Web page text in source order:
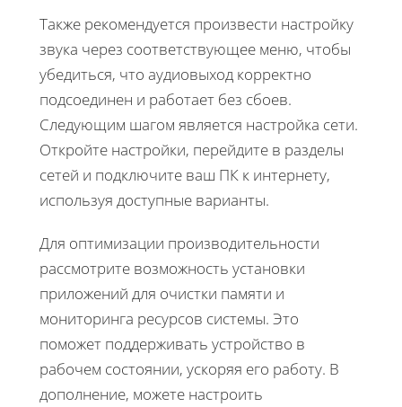
Также рекомендуется произвести настройку
звука через соответствующее меню, чтобы
убедиться, что аудиовыход корректно
подсоединен и работает без сбоев.
Следующим шагом является настройка сети.
Откройте настройки, перейдите в разделы
сетей и подключите ваш ПК к интернету,
используя доступные варианты.
Для оптимизации производительности
рассмотрите возможность установки
приложений для очистки памяти и
мониторинга ресурсов системы. Это
поможет поддерживать устройство в
рабочем состоянии, ускоряя его работу. В
дополнение, можете настроить